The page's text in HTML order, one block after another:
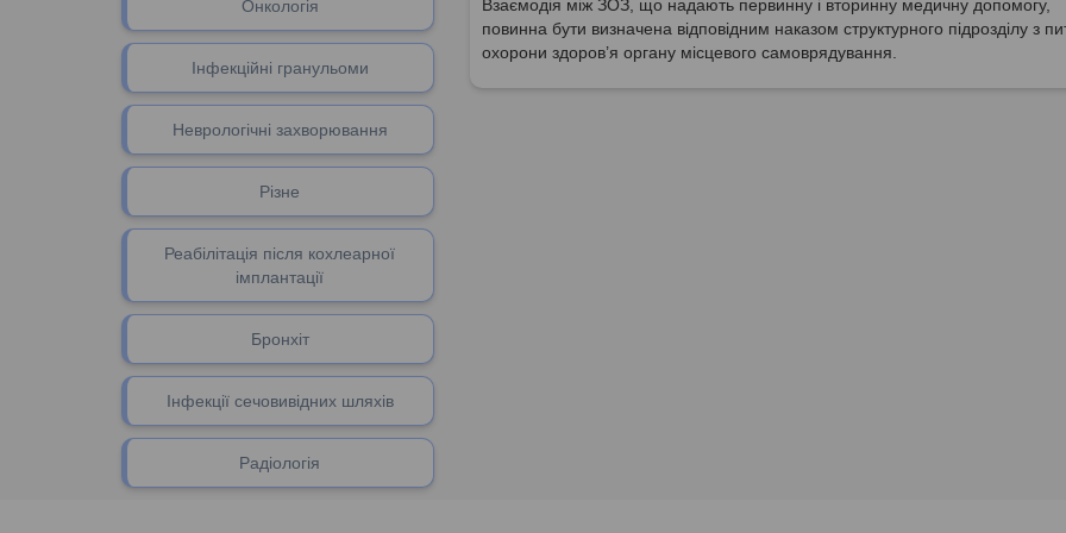
Онкологія
Інфекційні гранульоми
Неврологічні захворювання
Різне
Реабілітація після кохлеарної
імплантації
Бронхіт
Інфекції сечовивідних шляхів
Радіологія
Взаємодія між ЗОЗ, що надають первинну і вторинну медичну допомогу,
повинна бути визначена відповідним наказом структурного підрозділу з
охорони здоров’я органу місцевого самоврядування.